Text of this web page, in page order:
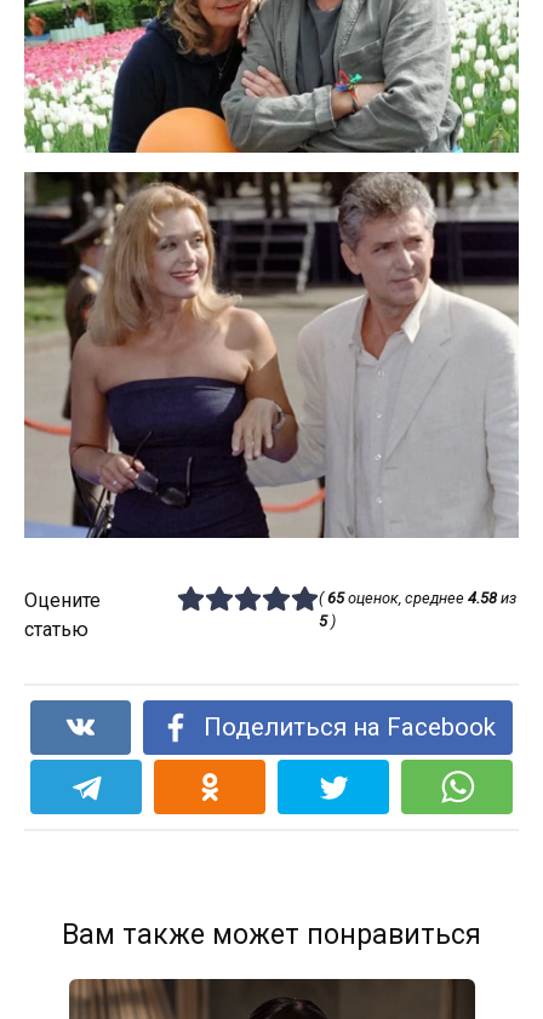
Оцените
статью
(65оценок, среднее 4.58из
5)
Поделиться на Facebook
Вам также может понравиться